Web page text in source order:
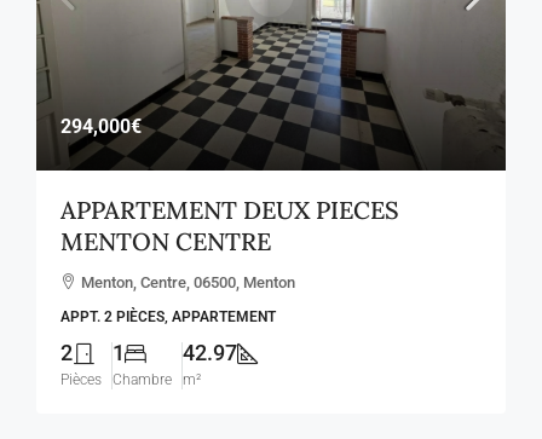
294,000€
APPARTEMENT DEUX PIECES
MENTON CENTRE
Menton, Centre, 06500, Menton
APPT. 2 PIÈCES, APPARTEMENT
2
Pièces
1
Chambre
42.97
m²